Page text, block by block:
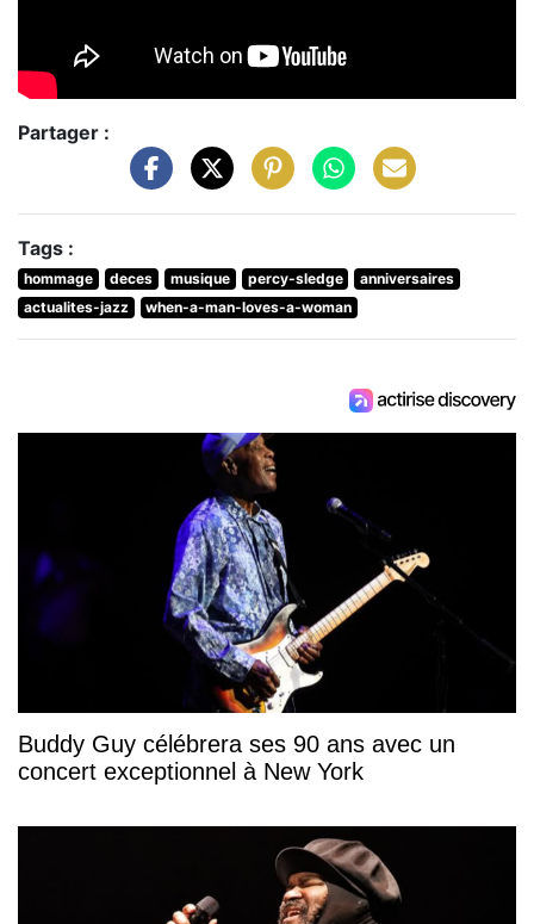
Partager :
Tags :
hommage deces musique percy-sledge
anniversaires
actualites-jazz
when-a-man-loves-a-woman
Buddy Guy célébrera ses 90 ans avec un
concert exceptionnel à New York